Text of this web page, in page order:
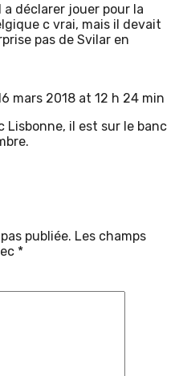
a déclarer jouer pour la
c vrai, mais il devait
pas de Svilar en
mars 2018 at 12 h 24 min
Lisbonne, il est sur le banc
publiée. Les champs
*